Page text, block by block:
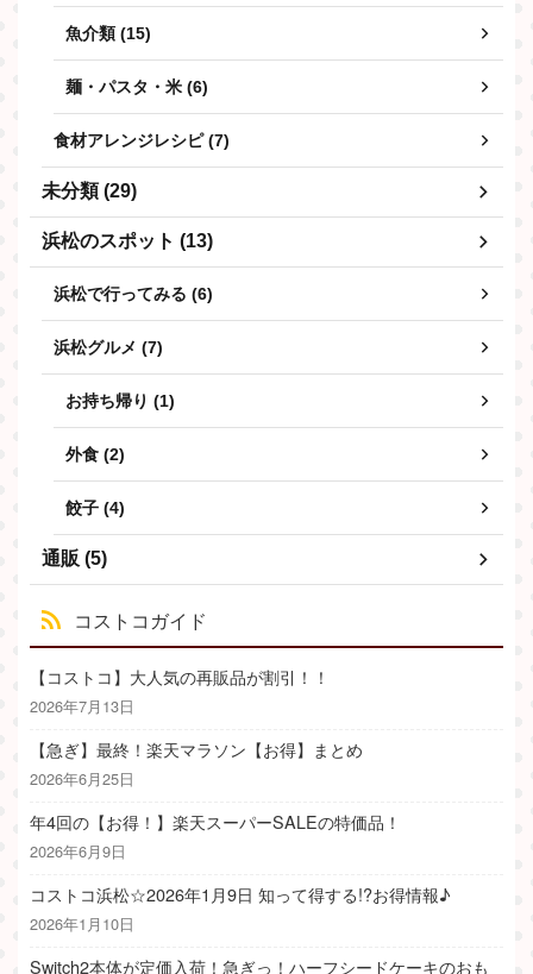
魚介類 (15)
麺・パスタ・米 (6)
食材アレンジレシピ (7)
未分類 (29)
浜松のスポット (13)
浜松で行ってみる (6)
浜松グルメ (7)
お持ち帰り (1)
外食 (2)
餃子 (4)
通販 (5)
コストコガイド
【コストコ】大人気の再販品が割引！！
2026年7月13日
【急ぎ】最終！楽天マラソン【お得】まとめ
2026年6月25日
年4回の【お得！】楽天スーパーSALEの特価品！
2026年6月9日
コストコ浜松☆2026年1月9日 知って得する!?お得情報♪
2026年1月10日
Switch2本体が定価入荷！急ぎっ！ハーフシードケーキのおも